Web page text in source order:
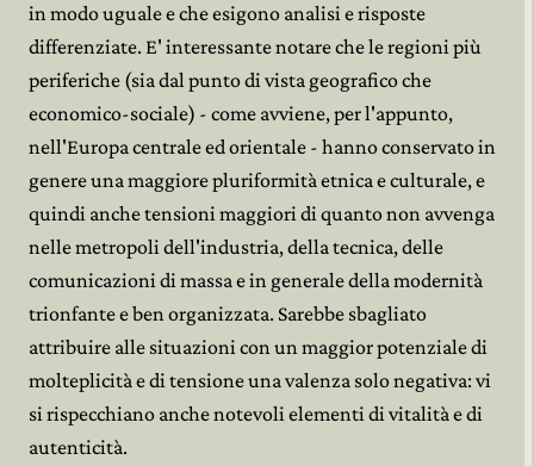
in modo uguale e che esigono analisi e risposte
differenziate. E' interessante notare che le regioni più
periferiche (sia dal punto di vista geografico che
economico-sociale) - come avviene, per l'appunto,
nell'Europa centrale ed orientale - hanno conservato in
genere una maggiore pluriformità etnica e culturale, e
quindi anche tensioni maggiori di quanto non avvenga
nelle metropoli dell'industria, della tecnica, delle
comunicazioni di massa e in generale della modernità
trionfante e ben organizzata. Sarebbe sbagliato
attribuire alle situazioni con un maggior potenziale di
molteplicità e di tensione una valenza solo negativa: vi
si rispecchiano anche notevoli elementi di vitalità e di
autenticità.